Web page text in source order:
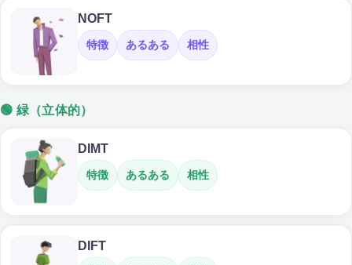
NOFT
特徴 あるある 相性
🟢 緑（立体的）
DIMT
特徴 あるある 相性
DIFT